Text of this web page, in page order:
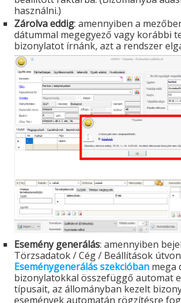
használni.)
Zárolva eddig: amennyiben a
dátummal megegyező vagy korábbi
bizonylatot írnánk, azt a rendszer
Esemény generálás: amennyiben
Törzsadatok / Cég / Beállítások
Eseménygenerálás szekcióban mega
bizonylatokkal összefüggő automat
típusait, az állományban kezelt
események automatán rögzítésre